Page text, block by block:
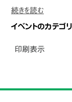
ニ
ン
ー
続きを読む
イベントのカテゴ
印刷 表示